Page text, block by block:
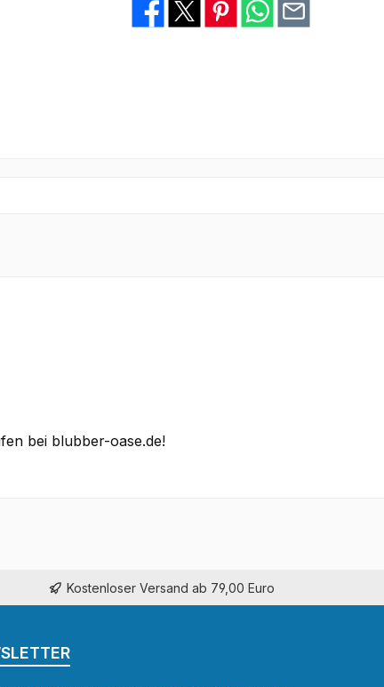
bei blubber-oase.de!
Kostenloser Versand ab 79,00 Euro